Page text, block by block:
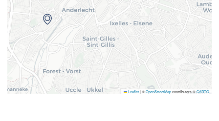
Leaflet|©OpenStreetMapcontributors ©CARTO